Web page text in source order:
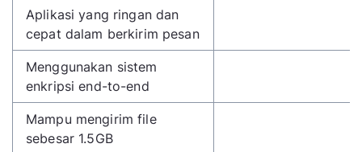
Aplikasi yang ringan dan
cepat dalam berkirim pesan
Menggunakan sistem
enkripsi end-to-end
Mampu mengirim file
sebesar 1.5GB